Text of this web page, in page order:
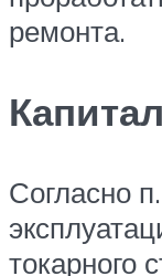
ремонта.
Согласно
токарного